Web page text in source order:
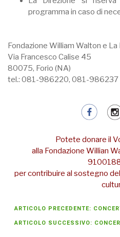
programma in caso di
Fondazione William Walton e
Via Francesco Calise 45
80075, Forio (NA)
tel.: 081-986220, 081-986237
Potete donare il
alla Fondazione Willian
per contribuire al sostegno
ARTICOLO PRECEDENTE:
ARTICOLO SUCCESSIVO: